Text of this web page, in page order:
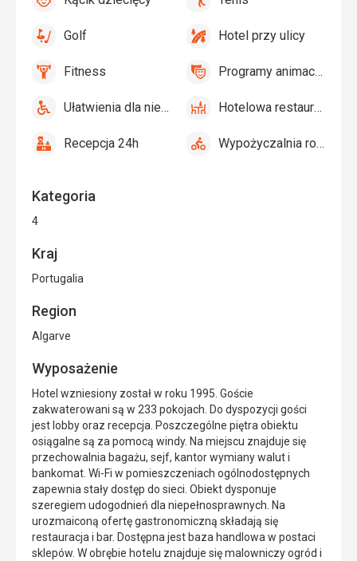
Kategoria
4
Kraj
Portugalia
Region
Algarve
Wyposażenie
Hotel wzniesiony został w roku 1995. Goście
zakwaterowani są w 233 pokojach. Do dyspozycji gości
jest lobby oraz recepcja. Poszczególne piętra obiektu
osiągalne są za pomocą windy. Na miejscu znajduje się
przechowalnia bagażu, sejf, kantor wymiany walut i
bankomat. Wi-Fi w pomieszczeniach ogólnodostępnych
zapewnia stały dostęp do sieci. Obiekt dysponuje
szeregiem udogodnień dla niepełnosprawnych. Na
urozmaiconą ofertę gastronomiczną składają się
restauracja i bar. Dostępna jest baza handlowa w postaci
sklepów. W obrębie hotelu znajduje się malowniczy ogród i
Kącik
Plac
Basen
dzieci
tak
Tenis,
tak
Golf Golf
tak
Hotel
ulicy
Hotel przy ulicy
tak
FitnessFitness
tak
Programy
Programy animacyjne
tak
Ułatwienia
niepełnosprawnych
Ułatwienia dla niepełnosprawnych
tak
Hotelowa
Hotelowa restauracja
tak
RecepcjaRecepcja 24h
tak
Wypożyczalnia
Wypożyczalnia rowerów
tak